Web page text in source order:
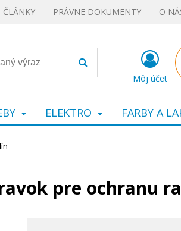
ČLÁNKY PRÁVNE DOKUMENTY O
Môj účet
ELEKTRO FARBY A
pre ochranu